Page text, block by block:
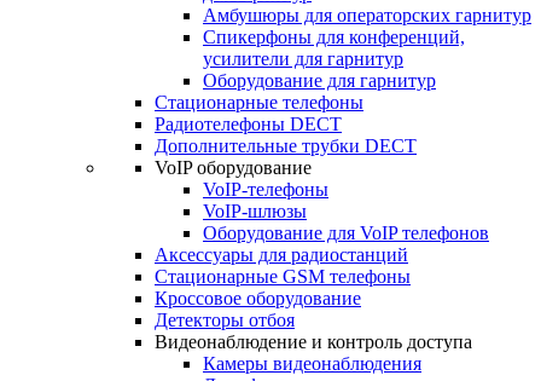
Амбушюры для операторских гарнитур
Cпикерфоны для конференций,
усилители для гарнитур
Оборудование для гарнитур
Стационарные телефоны
Радиотелефоны DECT
Дополнительные трубки DECT
VoIP оборудование
VoIP-телефоны
VoIP-шлюзы
Оборудование для VoIP телефонов
Аксессуары для радиостанций
Стационарные GSM телефоны
Кроссовое оборудование
Детекторы отбоя
Видеонаблюдение и контроль доступа
Камеры видеонаблюдения